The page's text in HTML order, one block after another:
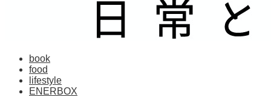
book
food
lifestyle
ENERBOX